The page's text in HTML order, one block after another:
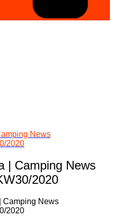
News
2020
| Camping News
2020